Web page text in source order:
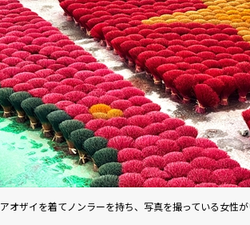
アオザイを着てノンラーを持ち、写真を撮っている女性